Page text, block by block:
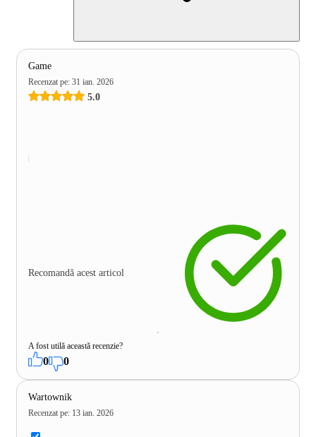
Game
Recenzat pe: 31 ian. 2026
5.0
Recomandă acest articol
A fost utilă această recenzie?
0 0
Wartownik
Recenzat pe: 13 ian. 2026